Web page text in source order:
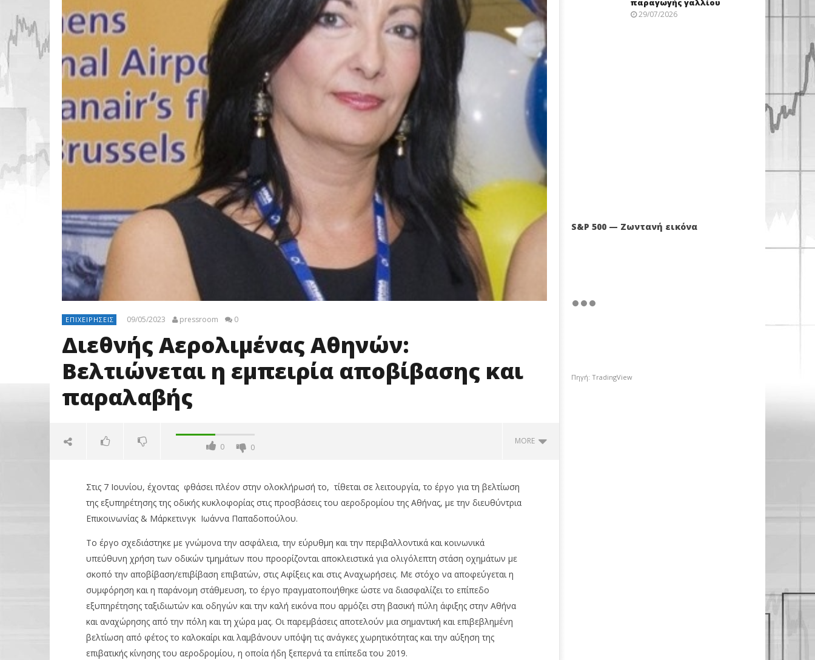
ΕΠΙΧΕΙΡΉΣΕΙΣ 09/05/2023 pressroom 0
Διεθνής Αερολιμένας Αθηνών:
Βελτιώνεται η εμπειρία αποβίβασης και
παραλαβής
0 0
MORE
NOW VIEWING
Διεθνής Αερολιμένας Αθηνών:
Βελτιώνεται η εμπειρία
αποβίβασης και παραλαβής
09/05/2023
pressroom
OMODA & JAECOO: Την ασφάλεια
θέτει ως προτεραιότητα
09/05/2023
pressroom
Με πτώση 0,59%, Cenergy άνοδο
3,21%, Metlen 2,88%, στις 2.608
μον. τζίρο 320 εκ.
09/05/2023
pressroom
Στις 7 Ιουνίου, έχοντας φθάσει πλέον στην ολοκλήρωσή το, τίθεται σε λειτουργία, το έργο για τη βελτίωση
της εξυπηρέτησης της οδικής κυκλοφορίας στις προσβάσεις του αεροδρομίου της Αθήνας, με την διευθύντρια
Επικοινωνίας & Μάρκετινγκ Ιωάννα Παπαδοπούλου.
Το έργο σχεδιάστηκε με γνώμονα την ασφάλεια, την εύρυθμη και την περιβαλλοντικά και κοινωνικά
υπεύθυνη χρήση των οδικών τμημάτων που προορίζονται αποκλειστικά για ολιγόλεπτη στάση οχημάτων με
σκοπό την αποβίβαση/επιβίβαση επιβατών, στις Αφίξεις και στις Αναχωρήσεις. Με στόχο να αποφεύγεται η
συμφόρηση και η παράνομη στάθμευση, το έργο πραγματοποιήθηκε ώστε να διασφαλίζει το επίπεδο
εξυπηρέτησης ταξιδιωτών και οδηγών και την καλή εικόνα που αρμόζει στη βασική πύλη άφιξης στην Αθήνα
και αναχώρησης από την πόλη και τη χώρα μας. Οι παρεμβάσεις αποτελούν μια σημαντική και επιβεβλημένη
βελτίωση από φέτος το καλοκαίρι και λαμβάνουν υπόψη τις ανάγκες χωρητικότητας και την αύξηση της
επιβατικής κίνησης του αεροδρομίου, η οποία ήδη ξεπερνά τα επίπεδα του 2019.
παραγωγής γαλλίου
29/07/2026
S&P 500 — Ζωντανή εικόνα
Πηγή: TradingView